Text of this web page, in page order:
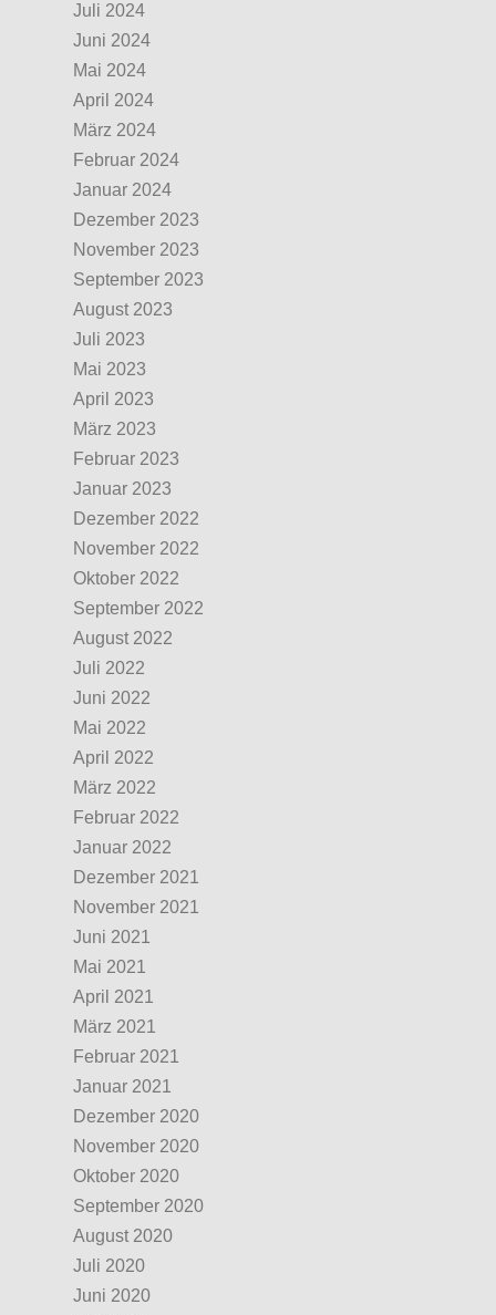
Juli 2024
Juni 2024
Mai 2024
April 2024
März 2024
Februar 2024
Januar 2024
Dezember 2023
November 2023
September 2023
August 2023
Juli 2023
Mai 2023
April 2023
März 2023
Februar 2023
Januar 2023
Dezember 2022
November 2022
Oktober 2022
September 2022
August 2022
Juli 2022
Juni 2022
Mai 2022
April 2022
März 2022
Februar 2022
Januar 2022
Dezember 2021
November 2021
Juni 2021
Mai 2021
April 2021
März 2021
Februar 2021
Januar 2021
Dezember 2020
November 2020
Oktober 2020
September 2020
August 2020
Juli 2020
Juni 2020